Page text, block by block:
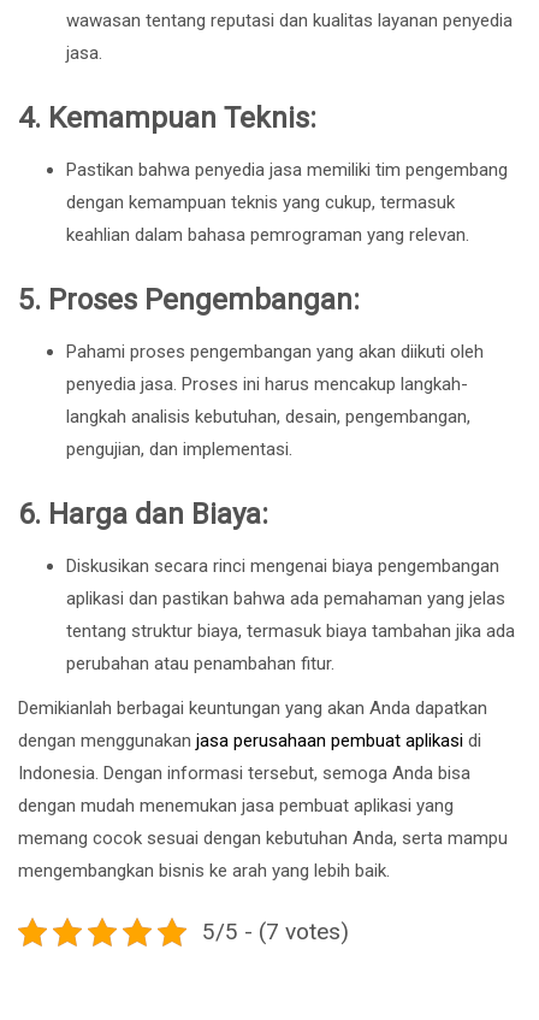
wawasan tentang reputasi dan kualitas layanan penyedia
jasa.
4. Kemampuan Teknis:
Pastikan bahwa penyedia jasa memiliki tim pengembang
dengan kemampuan teknis yang cukup, termasuk
keahlian dalam bahasa pemrograman yang relevan.
5. Proses Pengembangan:
Pahami proses pengembangan yang akan diikuti oleh
penyedia jasa. Proses ini harus mencakup langkah-
langkah analisis kebutuhan, desain, pengembangan,
pengujian, dan implementasi.
6. Harga dan Biaya:
Diskusikan secara rinci mengenai biaya pengembangan
aplikasi dan pastikan bahwa ada pemahaman yang jelas
tentang struktur biaya, termasuk biaya tambahan jika ada
perubahan atau penambahan fitur.
Demikianlah berbagai keuntungan yang akan Anda dapatkan
dengan menggunakan jasa perusahaan pembuat aplikasi di
Indonesia. Dengan informasi tersebut, semoga Anda bisa
dengan mudah menemukan jasa pembuat aplikasi yang
memang cocok sesuai dengan kebutuhan Anda, serta mampu
mengembangkan bisnis ke arah yang lebih baik.
5/5 - (7 votes)